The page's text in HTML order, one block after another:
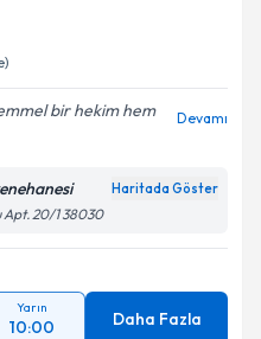
verilerimin belirtilen
ediyorum.
Gönder
bir hekim hem
Devamı
Haritada Göster
Apt. 20/1 38030
Yarın
10:00 Daha Fazla